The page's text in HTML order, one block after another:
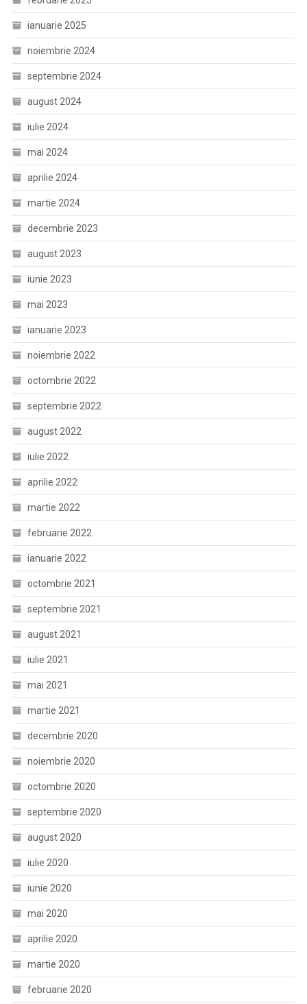
ianuarie 2025
noiembrie 2024
septembrie 2024
august 2024
iulie 2024
mai 2024
aprilie 2024
martie 2024
decembrie 2023
august 2023
iunie 2023
mai 2023
ianuarie 2023
noiembrie 2022
octombrie 2022
septembrie 2022
august 2022
iulie 2022
aprilie 2022
martie 2022
februarie 2022
ianuarie 2022
octombrie 2021
septembrie 2021
august 2021
iulie 2021
mai 2021
martie 2021
decembrie 2020
noiembrie 2020
octombrie 2020
septembrie 2020
august 2020
iulie 2020
iunie 2020
mai 2020
aprilie 2020
martie 2020
februarie 2020